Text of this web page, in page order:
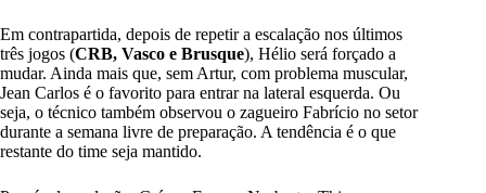
Em contrapartida, depois de repetir a escalação nos últimos
três jogos (CRB, Vasco e Brusque), Hélio será forçado a
mudar. Ainda mais que, sem Artur, com problema muscular,
Jean Carlos é o favorito para entrar na lateral esquerda. Ou
seja, o técnico também observou o zagueiro Fabrício no setor
durante a semana livre de preparação. A tendência é o que
restante do time seja mantido.